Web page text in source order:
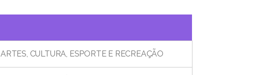
ARTES, CULTURA, ESPORTE E RECREAÇÃO